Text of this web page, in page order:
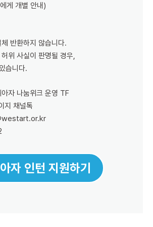
게 개별 안내)
반환하지 않습니다.
위 사실이 판명될 경우,
습니다.
자 나눔위크 운영 TF
지 채널톡
자 인턴 지원하기